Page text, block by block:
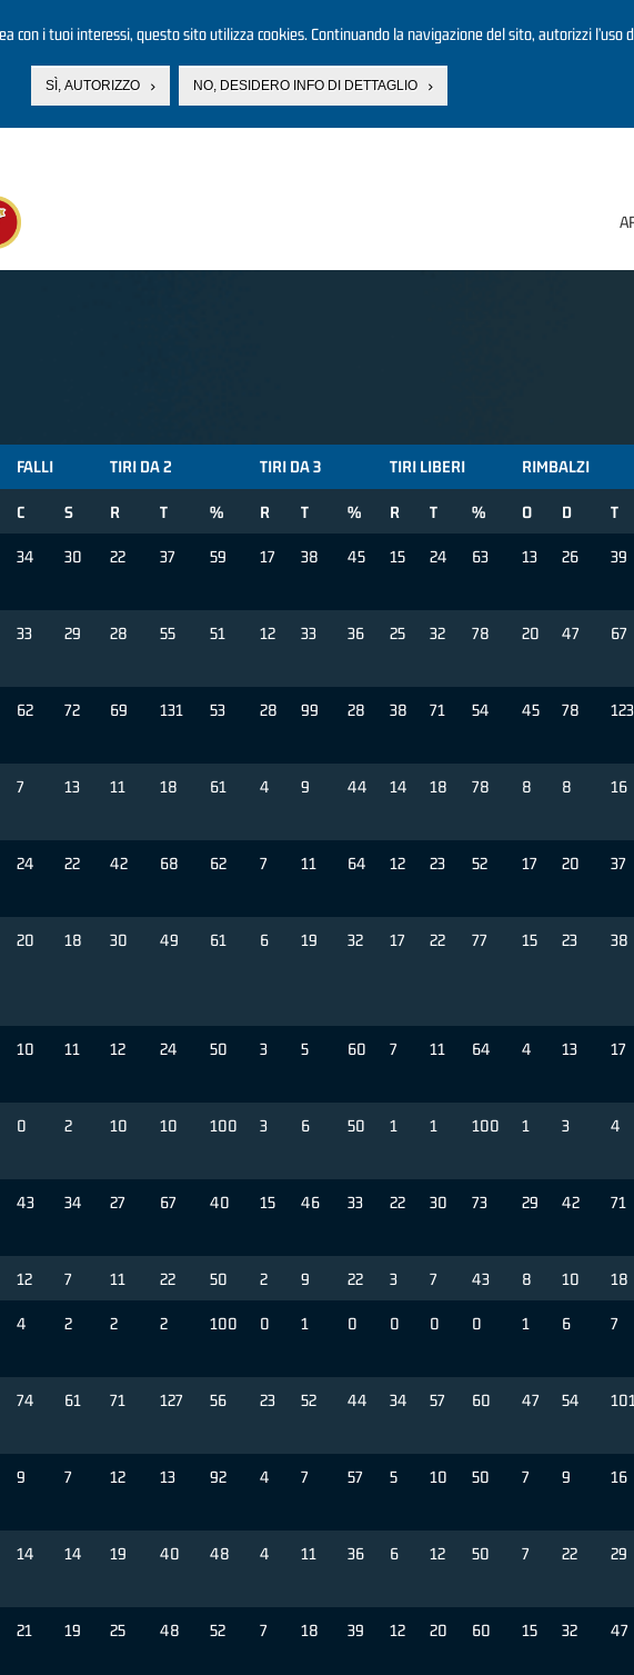
con i tuoi interessi, questo sito utilizza cookies. Continuando la navigazione del sito, autorizzi l’uso
SÌ, AUTORIZZO NO, DESIDERO INFO DI DETTAGLIO
FALLI TIRI DA 2 TIRI DA 3 TIRI LIBERI RIMBALZI
C S R T % R T % R T % O D T
34 30 22 37 59 17 38 45 15 24 63 13 26 39
33 29 28 55 51 12 33 36 25 32 78 20 47 67
62 72 69 131 53 28 99 28 38 71 54 45 78 123
7 13 11 18 61 4 9 44 14 18 78 8 8 16
24 22 42 68 62 7 11 64 12 23 52 17 20 37
20 18 30 49 61 6 19 32 17 22 77 15 23 38
10 11 12 24 50 3 5 60 7 11 64 4 13 17
0 2 10 10 100 3 6 50 1 1 100 1 3 4
43 34 27 67 40 15 46 33 22 30 73 29 42 71
12 7 11 22 50 2 9 22 3 7 43 8 10 18
4 2 2 2 100 0 1 0 0 0 0 1 6 7
74 61 71 127 56 23 52 44 34 57 60 47 54 101
9 7 12 13 92 4 7 57 5 10 50 7 9 16
14 14 19 40 48 4 11 36 6 12 50 7 22 29
21 19 25 48 52 7 18 39 12 20 60 15 32 47